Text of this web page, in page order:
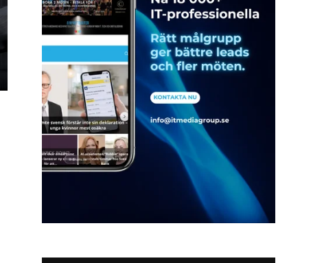
Chalmers Ventures investerar i
Detecht – vill bli...
2026-05-06